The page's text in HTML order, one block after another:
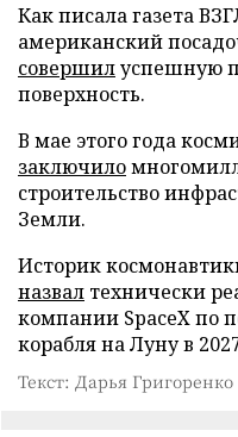
Как писала газета
американский
совершилуспешную
поверхность.
В мае этого года
заключило
строительство
Земли.
Историк
назвал технически
компании SpaceX по
корабля на Луну в
Текст: Дарья Григоренко